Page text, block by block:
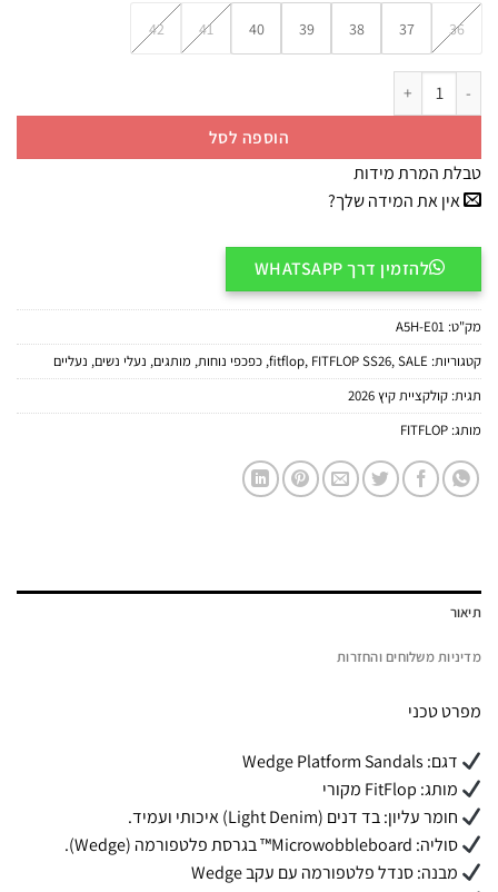
36
37
38
39
40
41
42
כמות של FitFlop Wedge Platform Sandals A5H-E01 סנדלי פלטפורמה לנשים בצבע תכלת
הוספה לסל
טבלת המרת מידות
אין את המידה שלך?
להזמין דרך WHATSAPP
מק"ט: A5H-E01
קטגוריות:
fitflop, FITFLOP SS26,SALE
, כפכפי נוחות, מותגים, נעלי נשים, נעליים
תגית: קולקציית קיץ 2026
מותג: FITFLOP
תיאור
מדיניות משלוחים והחזרות
מפרט טכני
דגם: Wedge Platform Sandals
מותג: FitFlop מקורי
חומר עליון: בד דנים (Light Denim) איכותי ועמיד.
סוליה: Microwobbleboard™ בגרסת פלטפורמה (Wedge).
מבנה: סנדל פלטפורמה עם עקב Wedge